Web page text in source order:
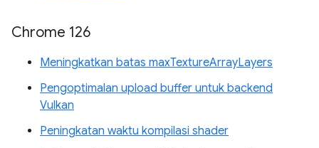
Chrome 126
Meningkatkan batas maxTextureArrayLayers
Pengoptimalan upload buffer untuk backend
Vulkan
Peningkatan waktu kompilasi shader